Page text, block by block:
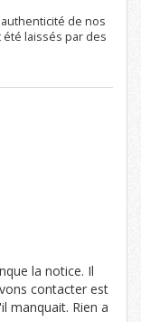
de nos
été laissés par des
la notice. Il
contacter est
manquait. Rien a